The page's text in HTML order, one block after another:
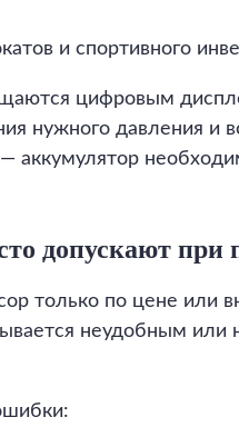
и спортивного
цифровым
нужного давления и
аккумулятор
допускают при
только по цене или
неудобным